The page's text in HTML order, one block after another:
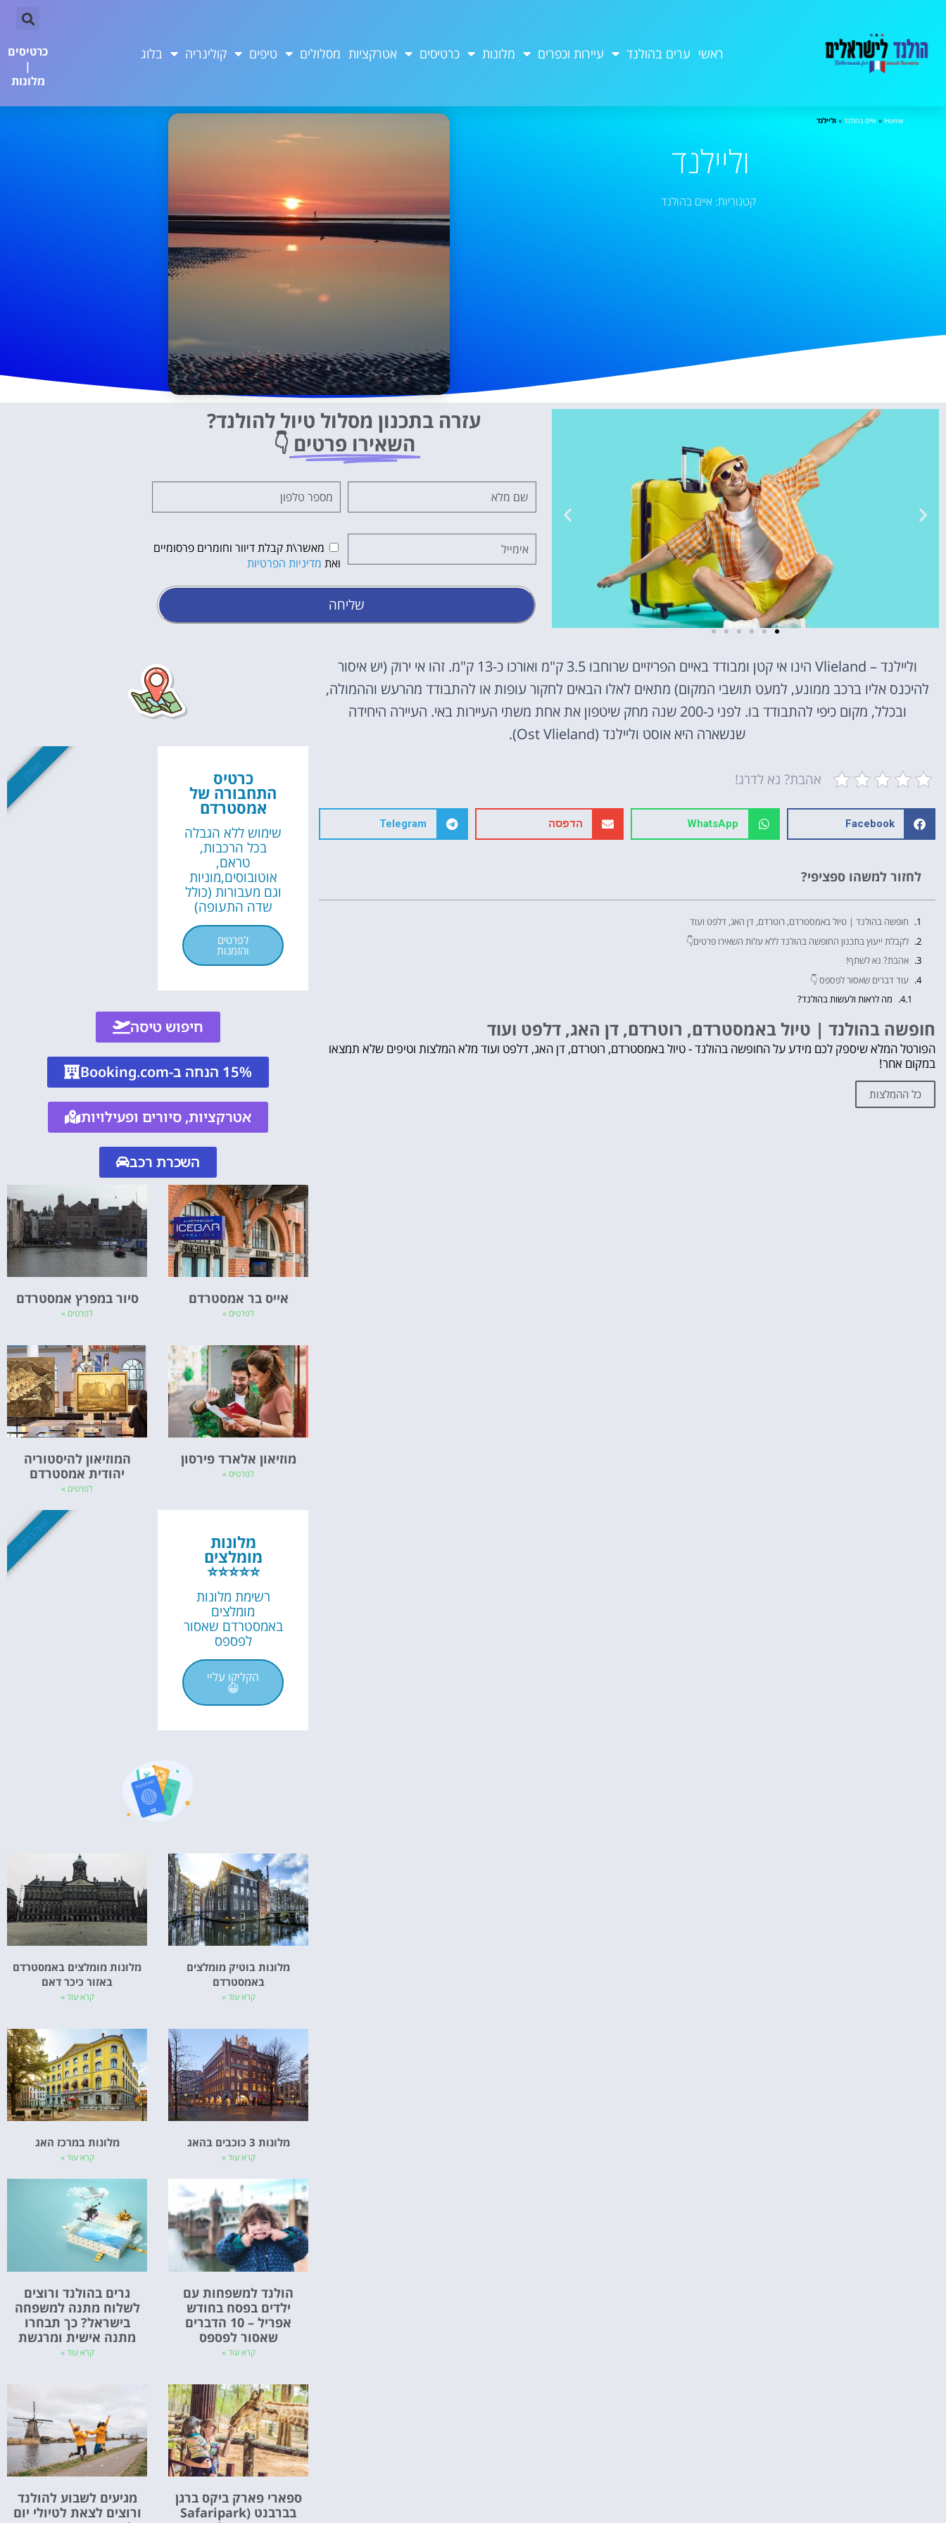
ראשי ערים בהולנד עיירות וכפרים מלונות כרטיסים אטרקציות מסלולים טיפים קולינריה בלוג
כרטיסים
|
מלונות
Home
» איים בהולנד » וליילנד
וליילנד
קטגוריות: איים בהולנד
מלונות
לחצו
פה!
אטרקציות
וסיורים
השוואת מחירים
עזרה בתכנון מסלול טיול להולנד?
השאירו פרטים 👇
מאשר\ת קבלת דיוור וחומרים פרסומיים
ואת מדיניות הפרטיות
שליחה
וליילנד – Vlieland הינו אי קטן ומבודד באיים הפריזיים שרוחבו 3.5 ק"מ ואורכו כ-13 ק"מ. זהו אי ירוק (יש איסור
להיכנס אליו ברכב ממונע, למעט תושבי המקום) מתאים לאלו הבאים לחקור עופות או להתבודד מהרעש וההמולה,
ובכלל, מקום כיפי להתבודד בו. לפני כ-200 שנה מחק שיטפון את אחת משתי העיירות באי. העיירה היחידה
שנשארה היא אוסט וליילנד (Ost Vlieland).
אהבת? נא לדרג!
Facebook
WhatsApp הדפסה Telegram
לחזור למשהו ספציפי?
חופשה בהולנד | טיול באמסטרדם, רוטרדם, דן האג, דלפט ועוד
לקבלת ייעוץ בתכנון החופשה בהולנד ללא עלות השאירו פרטים👇
אהבת? נא לשתף!
עוד דברים שאסור לפספס 👇
מה לראות ולעשות בהולנד?
חופשה בהולנד | טיול באמסטרדם, רוטרדם, דן האג, דלפט ועוד
הפורטל המלא שיספק לכם מידע על החופשה בהולנד - טיול באמסטרדם, רוטרדם, דן האג, דלפט ועוד מלא המלצות וטיפים שלא תמצאו
במקום אחר!
כל ההמלצות
כרטיס
התחבורה של
אמסטרדם
שימוש ללא הגבלה
בכל הרכבות,
טראם,
אוטובוסים,מוניות
וגם מעבורות (כולל
שדה התעופה)
לפרטים
והזמנות
מומלץ
חיפוש טיסה
15% הנחה ב-Booking.com
אטרקציות, סיורים ופעילויות
השכרת רכב
אייס בר אמסטרדם
לפרטים »
סיור במפרץ אמסטרדם
לפרטים »
מוזיאון אלארד פירסון
לפרטים »
המוזיאון להיסטוריה
יהודית אמסטרדם
לפרטים »
מלונות
מומלצים
⭐⭐⭐⭐⭐
רשימת מלונות
מומלצים
באמסטרדם שאסור
לפספס
הקליקו עליי
😀
שווה בדיקה
מלונות בוטיק מומלצים
באמסטרדם
קרא עוד »
מלונות מומלצים באמסטרדם
באזור כיכר דאם
קרא עוד »
מלונות 3 כוכבים בהאג
קרא עוד »
מלונות במרכז האג
קרא עוד »
הולנד למשפחות עם
ילדים בפסח בחודש
אפריל – 10 הדברים
שאסור לפספס
קרא עוד »
גרים בהולנד ורוצים
לשלוח מתנה למשפחה
בישראל? כך תבחרו
מתנה אישית ומרגשת
קרא עוד »
ספארי פארק ביקס ברגן
בברבנט (Safaripark
מגיעים לשבוע להולנד
ורוצים לצאת לטיולי יום